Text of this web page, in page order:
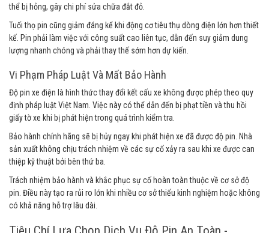
thể bị hỏng, gây chi phí sửa chữa đắt đỏ.
Tuổi thọ pin cũng giảm đáng kể khi động cơ tiêu thụ dòng điện lớn hơn thiết
kế. Pin phải làm việc với công suất cao liên tục, dẫn đến suy giảm dung
lượng nhanh chóng và phải thay thế sớm hơn dự kiến.
Vi Phạm Pháp Luật Và Mất Bảo Hành
Độ pin xe điện là hình thức thay đổi kết cấu xe không được phép theo quy
định pháp luật Việt Nam. Việc này có thể dẫn đến bị phạt tiền và thu hồi
giấy tờ xe khi bị phát hiện trong quá trình kiểm tra.
Bảo hành chính hãng sẽ bị hủy ngay khi phát hiện xe đã được độ pin. Nhà
sản xuất không chịu trách nhiệm về các sự cố xảy ra sau khi xe được can
thiệp kỹ thuật bởi bên thứ ba.
Trách nhiệm bảo hành và khắc phục sự cố hoàn toàn thuộc về cơ sở độ
pin. Điều này tạo ra rủi ro lớn khi nhiều cơ sở thiếu kinh nghiệm hoặc không
có khả năng hỗ trợ lâu dài.